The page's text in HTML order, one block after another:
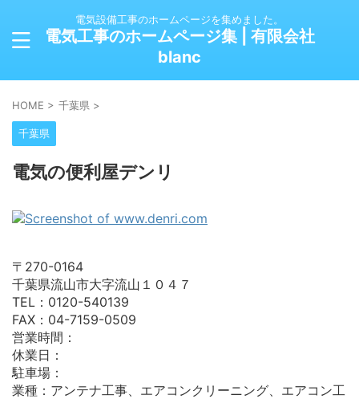
電気設備工事のホームページを集めました。
電気工事のホームページ集 | 有限会社
blanc
HOME > 千葉県 >
千葉県
電気の便利屋デンリ
〒270-0164
千葉県流山市大字流山１０４７
TEL：0120-540139
FAX：04-7159-0509
営業時間：
休業日：
駐車場：
業種：アンテナ工事、エアコンクリーニング、エアコン工